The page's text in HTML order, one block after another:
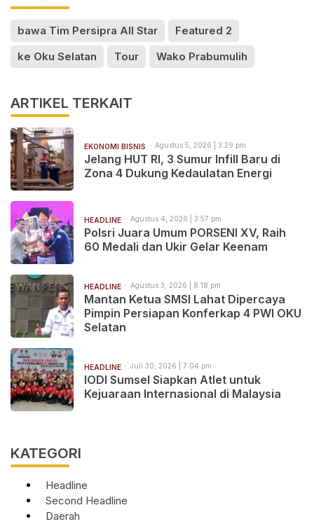
bawa Tim Persipra All Star
Featured 2
ke Oku Selatan
Tour Wako Prabumulih
ARTIKEL TERKAIT
EKONOMI BISNIS Agustus 5, 2026 | 3:29 pm
Jelang HUT RI, 3 Sumur Infill Baru di
Zona 4 Dukung Kedaulatan Energi
HEADLINE Agustus 4, 2026 | 3:57 pm
Polsri Juara Umum PORSENI XV, Raih
60 Medali dan Ukir Gelar Keenam
HEADLINE Agustus 3, 2026 | 8:18 pm
Mantan Ketua SMSI Lahat Dipercaya
Pimpin Persiapan Konferkap 4 PWI OKU
Selatan
HEADLINE Juli 30, 2026 | 7:04 pm
IODI Sumsel Siapkan Atlet untuk
Kejuaraan Internasional di Malaysia
KATEGORI
Headline
Second Headline
Daerah